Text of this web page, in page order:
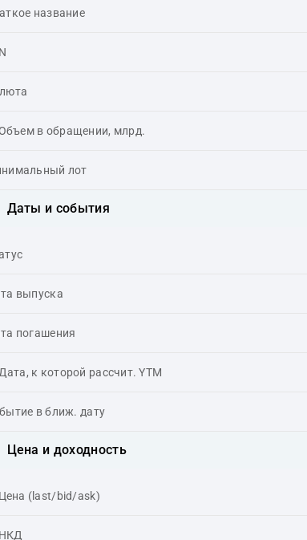
название
в обращении, млрд.
лот
Даты и события
выпуска
погашения
Дата, к которой рассчит. YTM
в ближ. дату
Цена и доходность
Цена (last/bid/ask)
НКД